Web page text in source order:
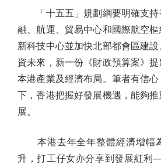
「十五五」規劃綱要明確支持
融、航運、貿易中心和國際航空
新科技中心並加快北部都會區建
資未來，新一份《財政預算案》
本港產業及經濟布局。筆者有信
下，香港把握好發展機遇，能夠
展。
本港去年全年整體經濟增幅為
升，打工仔女亦分享到發展紅利